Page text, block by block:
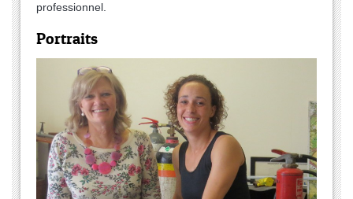
professionnel.
Portraits